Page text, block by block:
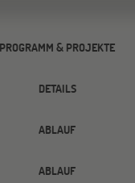
PROGRAMM & PROJEKTE
DETAILS
ABLAUF
ABLAUF